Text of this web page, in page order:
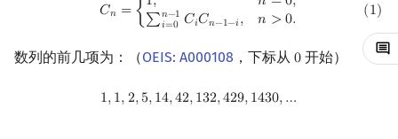
镜像站列表
Kate
Special Judge
函数
新版 C++ 特性
Java 速成
快速排序
前缀和 & 差分
IDA*
状压 DP
状态设计优化
前缀函数与 KMP 算法
Boyer–Moore 算法
裴蜀定理 & 一次不定方程
多项式多点求值|快速插值
参考资料与注释
线性基
块状数据结构
Kinetic Tournament Tree
Size Balanced Tree
树上启发式合并
拓扑排序
扫描线
有限状态自动机
𝐶𝑛 = { 1, 𝑛 = 0,
∑𝑛−1
𝑖=0 𝐶𝑖𝐶𝑛−1−𝑖, 𝑛 > 0. (1)
数列的前几项为：（OEIS: A000108 ，下标从 0
0 开始）
1,1,2,5,14,42,132,429,1430,…
1, 2,5 14 42, 132,429,1430,…